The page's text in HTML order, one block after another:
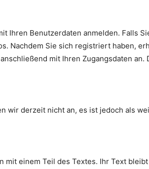
Ihren Benutzerdaten anmelden. Falls
Nachdem Sie sich registriert haben,
mit Ihren Zugangsdaten an.
wir derzeit nicht an, es ist jedoch als
einem Teil des Textes. Ihr Text